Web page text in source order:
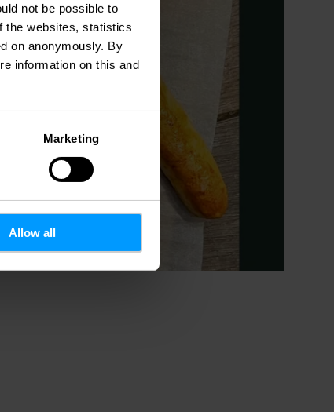
not be possible to
the websites, statistics
on anonymously. By
information on this and
Marketing
Allow all